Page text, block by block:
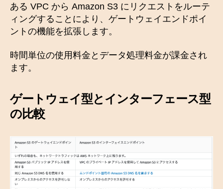
ある VPC から Amazon S3 にリクエストをルーテ
ィングすることにより、ゲートウェイエンドポイ
ントの機能を拡張します。
時間単位の使用料金とデータ処理料金が課金され
ます。
ゲートウェイ型とインターフェース型
の比較